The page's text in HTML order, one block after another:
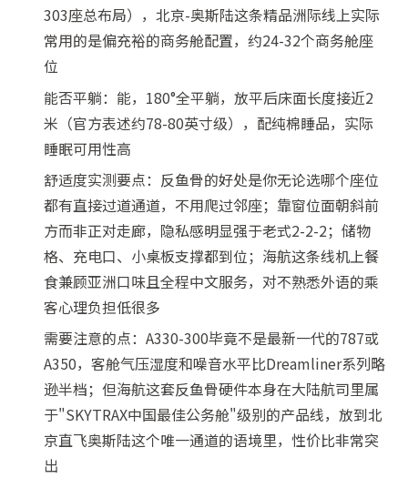
303座总布局），北京-奥斯陆这条精品洲际线上实际
常用的是偏充裕的商务舱配置，约24-32个商务舱座
位
能否平躺：能，180°全平躺，放平后床面长度接近2
米（官方表述约78-80英寸级），配纯棉睡品，实际
睡眠可用性高
舒适度实测要点：反鱼骨的好处是你无论选哪个座位
都有直接过道通道，不用爬过邻座；靠窗位面朝斜前
方而非正对走廊，隐私感明显强于老式2-2-2；储物
格、充电口、小桌板支撑都到位；海航这条线机上餐
食兼顾亚洲口味且全程中文服务，对不熟悉外语的乘
客心理负担低很多
需要注意的点：A330-300毕竟不是最新一代的787或
A350，客舱气压湿度和噪音水平比Dreamliner系列略
逊半档；但海航这套反鱼骨硬件本身在大陆航司里属
于"SKYTRAX中国最佳公务舱"级别的产品线，放到北
京直飞奥斯陆这个唯一通道的语境里，性价比非常突
出